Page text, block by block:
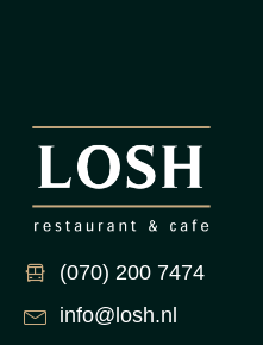
(070) 200 7474
info@losh.nl